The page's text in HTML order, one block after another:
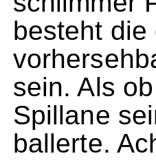
besteht
sein. Als
Spillane
ballerte.